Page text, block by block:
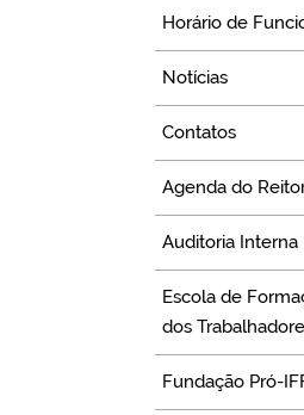
Horário de
Notícias
Contatos
Agenda do
Auditoria Interna
Escola de
dos
Fundação Pró-